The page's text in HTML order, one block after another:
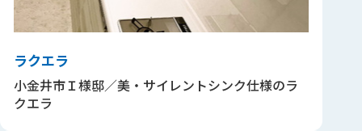
ラクエラ
小金井市Ｉ様邸／美・サイレントシンク仕様のラ
クエラ